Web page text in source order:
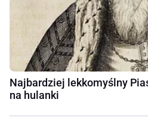
Najbardziej lekkomyślny
na hulanki